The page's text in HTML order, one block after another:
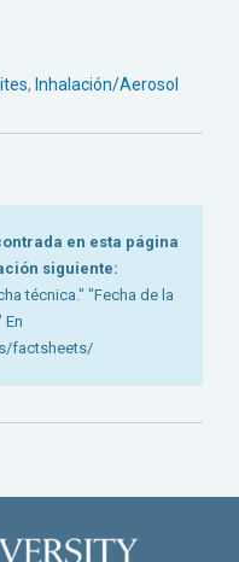
, Inhalación/Aerosol
en esta página
siguiente:
técnica." "Fecha de la
factsheets/